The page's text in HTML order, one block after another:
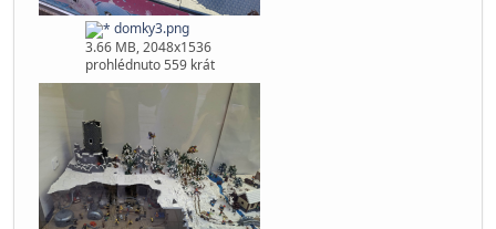
domky2.png
3.86 MB, 2048x1536
prohlédnuto 556 krát